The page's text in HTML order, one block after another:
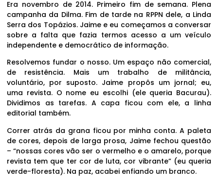
Era novembro de 2014. Primeiro fim de semana. Plena
campanha da Dilma. Fim de tarde na RPPN dele, a Linda
Serra dos Topázios. Jaime e eu começamos a conversar
sobre a falta que fazia termos acesso a um veículo
independente e democrático de informação.
Resolvemos fundar o nosso. Um espaço não comercial,
de resistência. Mais um trabalho de militância,
voluntário, por suposto. Jaime propôs um jornal; eu,
uma revista. O nome eu escolhi (ele queria Bacurau).
Dividimos as tarefas. A capa ficou com ele, a linha
editorial também.
Correr atrás da grana ficou por minha conta. A paleta
de cores, depois de larga prosa, Jaime fechou questão
– “nossas cores vão ser o vermelho e o amarelo, porque
revista tem que ter cor de luta, cor vibrante” (eu queria
verde-floresta). Na paz, acabei enfiando um branco.